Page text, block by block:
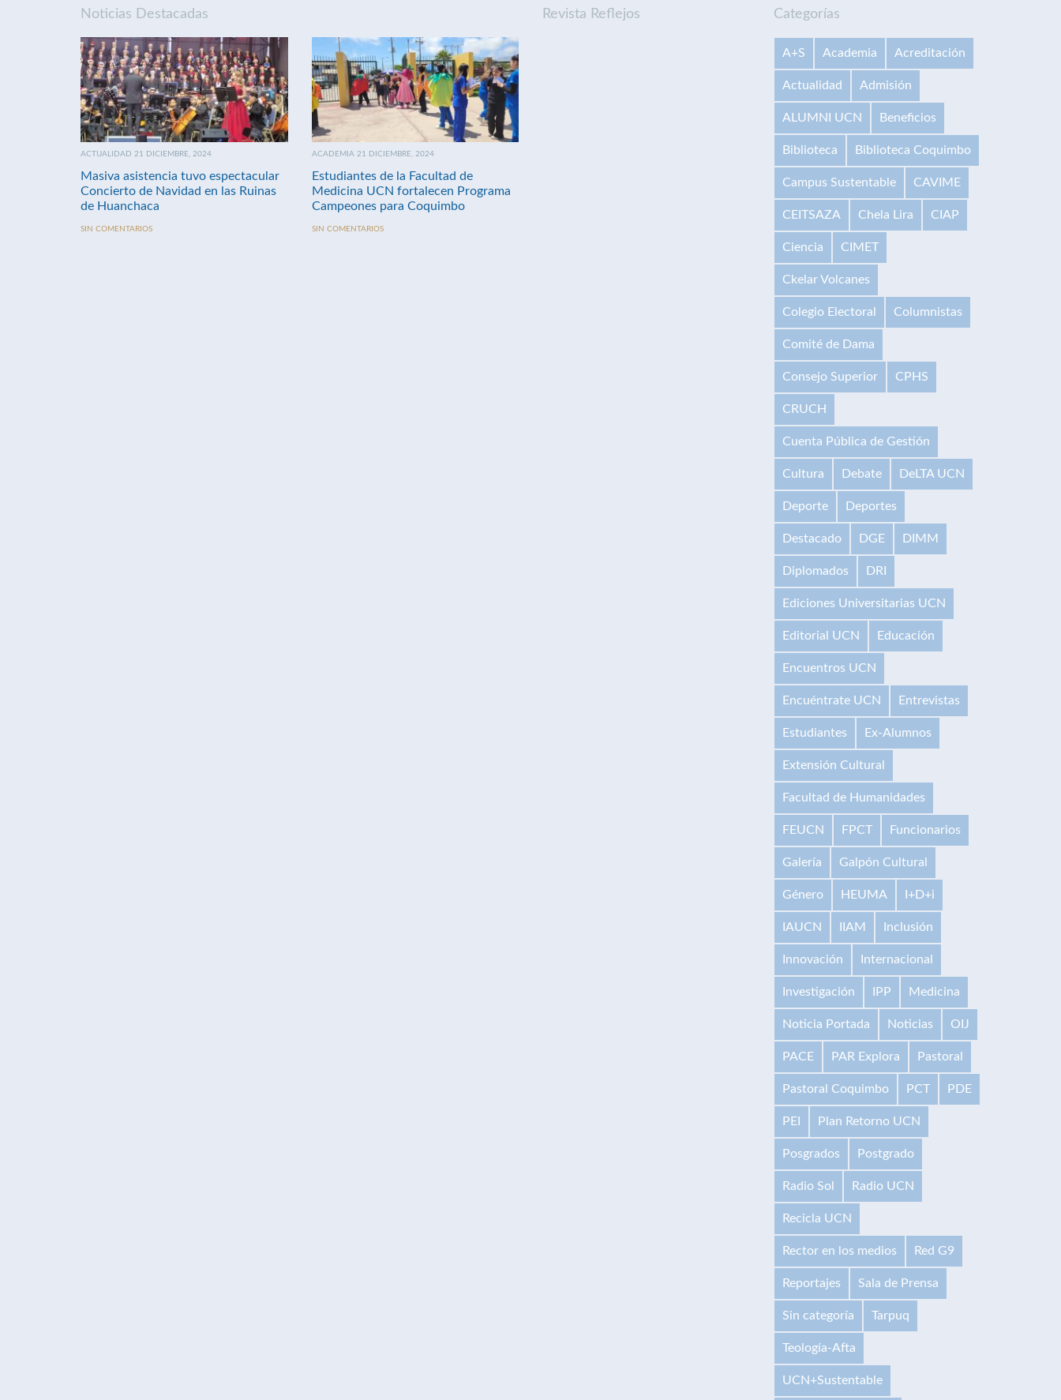
Noticias Destacadas
ACTUALIDAD 21 DICIEMBRE, 2024
Masiva asistencia tuvo espectacular
Concierto de Navidad en las Ruinas
de Huanchaca
SIN COMENTARIOS
ACADEMIA 21 DICIEMBRE, 2024
Estudiantes de la Facultad de
Medicina UCN fortalecen Programa
Campeones para Coquimbo
SIN COMENTARIOS
Revista Reflejos Categorías
A+S Academia Acreditación
Actualidad Admisión
ALUMNI UCN Beneficios
Biblioteca Biblioteca Coquimbo
Campus Sustentable CAVIME
CEITSAZA Chela Lira CIAP
Ciencia CIMET
Ckelar Volcanes
Colegio Electoral Columnistas
Comité de Dama
Consejo Superior CPHS
CRUCH
Cuenta Pública de Gestión
Cultura Debate DeLTA UCN
Deporte Deportes
Destacado DGE DIMM
Diplomados DRI
Ediciones Universitarias UCN
Editorial UCN Educación
Encuentros UCN
Encuéntrate UCN Entrevistas
Estudiantes Ex-Alumnos
Extensión Cultural
Facultad de Humanidades
FEUCN FPCT Funcionarios
Galería Galpón Cultural
Género HEUMA I+D+i
IAUCN IIAM Inclusión
Innovación Internacional
Investigación IPP Medicina
Noticia Portada Noticias OIJ
PACE PAR Explora Pastoral
Pastoral Coquimbo PCT PDE
PEI Plan Retorno UCN
Posgrados Postgrado
Radio Sol Radio UCN
Recicla UCN
Rector en los medios Red G9
Reportajes Sala de Prensa
Sin categoría Tarpuq
Teología-Afta
UCN+Sustentable